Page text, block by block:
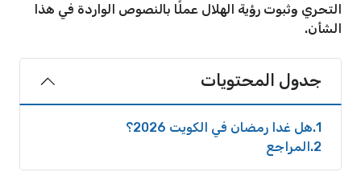
التحري وثبوت رؤية الهلال عملًا بالنصوص الواردة في هذا
الشأن.
جدول المحتويات
1 هل غدا رمضان في الكويت 2026؟
2 المراجع